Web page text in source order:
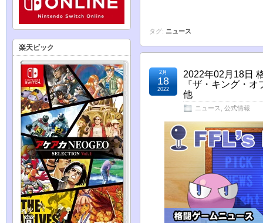
タグ: ニュース
2022年02月18日
『ザ・キング・
他
ニュース 公式情報
2月
18
2022
楽天ビック